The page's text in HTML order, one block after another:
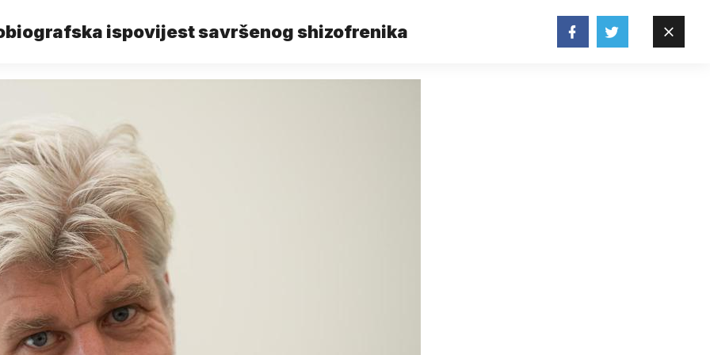
ispovijest savršenog shizofrenika